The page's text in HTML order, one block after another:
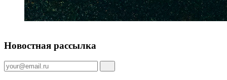
Новостная рассылка